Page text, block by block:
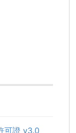
可證 v3.0